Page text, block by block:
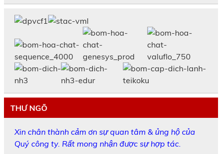
THƯ NGÕ
Xin chân thành cảm ơn sự quan tâm & ủng hộ của
Quý công ty. Rất mong nhận được sự hợp tác.